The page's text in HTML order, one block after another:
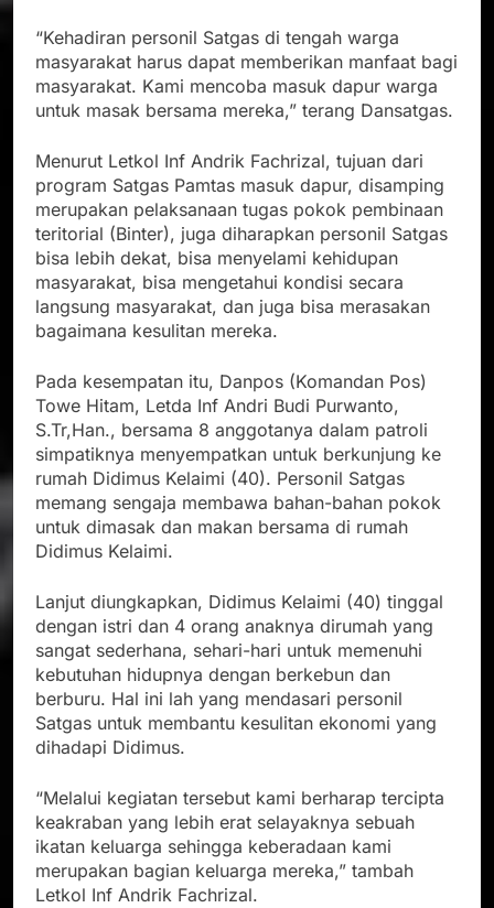
“Kehadiran personil Satgas di tengah warga
masyarakat harus dapat memberikan manfaat bagi
masyarakat. Kami mencoba masuk dapur warga
untuk masak bersama mereka,” terang Dansatgas.
Menurut Letkol Inf Andrik Fachrizal, tujuan dari
program Satgas Pamtas masuk dapur, disamping
merupakan pelaksanaan tugas pokok pembinaan
teritorial (Binter), juga diharapkan personil Satgas
bisa lebih dekat, bisa menyelami kehidupan
masyarakat, bisa mengetahui kondisi secara
langsung masyarakat, dan juga bisa merasakan
bagaimana kesulitan mereka.
Pada kesempatan itu, Danpos (Komandan Pos)
Towe Hitam, Letda Inf Andri Budi Purwanto,
S.Tr,Han., bersama 8 anggotanya dalam patroli
simpatiknya menyempatkan untuk berkunjung ke
rumah Didimus Kelaimi (40). Personil Satgas
memang sengaja membawa bahan-bahan pokok
untuk dimasak dan makan bersama di rumah
Didimus Kelaimi.
Lanjut diungkapkan, Didimus Kelaimi (40) tinggal
dengan istri dan 4 orang anaknya dirumah yang
sangat sederhana, sehari-hari untuk memenuhi
kebutuhan hidupnya dengan berkebun dan
berburu. Hal ini lah yang mendasari personil
Satgas untuk membantu kesulitan ekonomi yang
dihadapi Didimus.
“Melalui kegiatan tersebut kami berharap tercipta
keakraban yang lebih erat selayaknya sebuah
ikatan keluarga sehingga keberadaan kami
merupakan bagian keluarga mereka,” tambah
Letkol Inf Andrik Fachrizal.